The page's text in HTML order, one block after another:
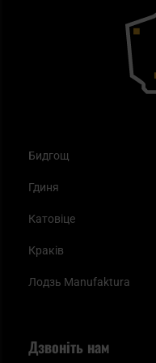
Бидгощ
Гдиня
Катовіце
Краків
Лодзь Manufaktura
Як працює маска від
Найкращі спальні
Дзвоніть нам